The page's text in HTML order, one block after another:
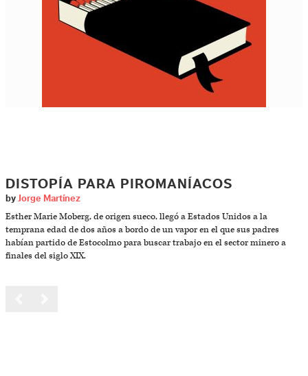
DISTOPÍA PARA PIROMANÍACOS
by Jorge Martínez
Esther Marie Moberg, de origen sueco, llegó a Estados Unidos a la
temprana edad de dos años a bordo de un vapor en el que sus padres
habían partido de Estocolmo para buscar trabajo en el sector minero a
finales del siglo XIX.